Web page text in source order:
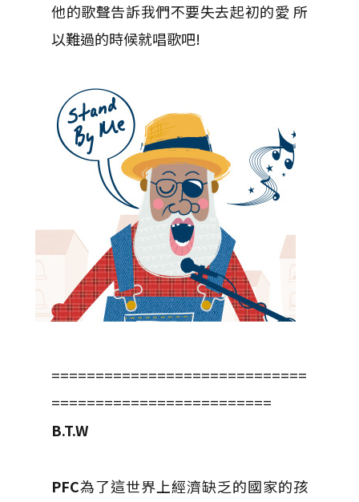
他的歌聲告訴我們不要失去起初的愛 所
以難過的時候就唱歌吧!
=============================
=========================
B.T.W
PFC為了這世界上經濟缺乏的國家的孩